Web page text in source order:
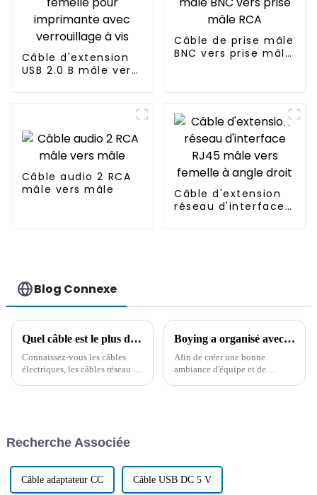
Câble d'extension
USB 2.0 B mâle vers
Câble de prise mâle
BNC vers prise mâle
Câble audio 2 RCA
mâle vers mâle
Câble d'extension
réseau d'interface
Blog Connexe
Quel câble est le plus durable ? Il est important de connaître à l'avance les connaissances d'un professionnel !
Connaissez-vous les câbles
électriques, les câbles réseau et
professionnels…
Boying a organisé avec succès un concours de connaissances sur les produits
Afin de créer une bonne
ambiance d'équipe et de
Recherche Associée
Câble adaptateur CC Câble USB DC 5 V